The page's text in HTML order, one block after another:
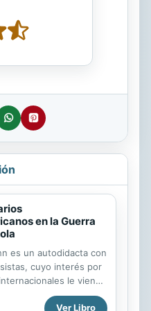
en la Guerra
es un autodidacta con
cuyo interés por
le viene
influencia de su padre.
diversos trabajos de
Ver Libro